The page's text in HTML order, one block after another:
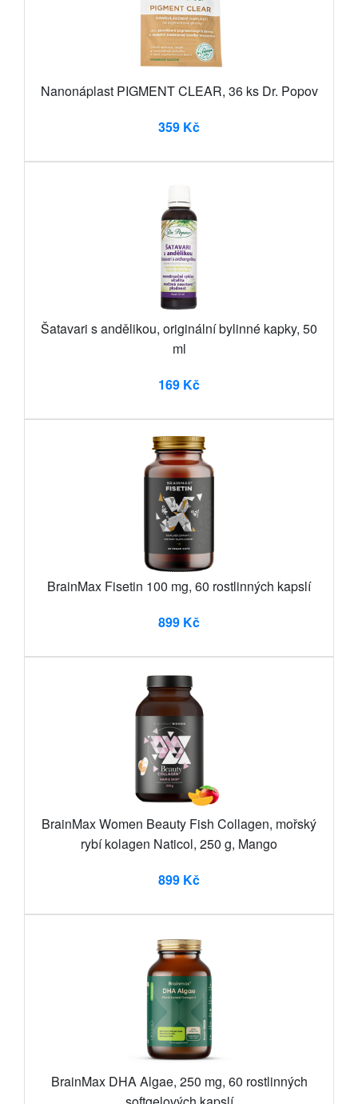
Nanonáplast PIGMENT CLEAR, 36 ks Dr. Popov
359 Kč
Šatavari s andělikou, originální bylinné kapky, 50
ml
169 Kč
BrainMax Fisetin 100 mg, 60 rostlinných kapslí
899 Kč
BrainMax Women Beauty Fish Collagen, mořský
rybí kolagen Naticol, 250 g, Mango
899 Kč
BrainMax DHA Algae, 250 mg, 60 rostlinných